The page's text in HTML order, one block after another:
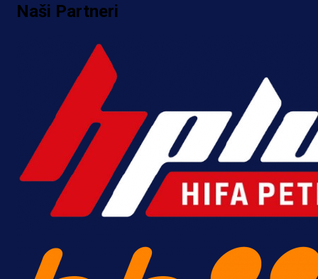
Promo vijesti
Počinje Premijer liga BiH: Pronađi
specijale i iskoristi jedinstvenu
ponudu
4 h 8 min
A Selekcija
Šta je Barbarez htio poručiti?
zanimljivom trenutku!
Naši Partneri